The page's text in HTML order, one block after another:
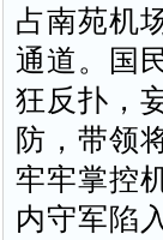
占南苑机
通道。国
狂反扑，
防，带领
牢牢掌控
内守军陷